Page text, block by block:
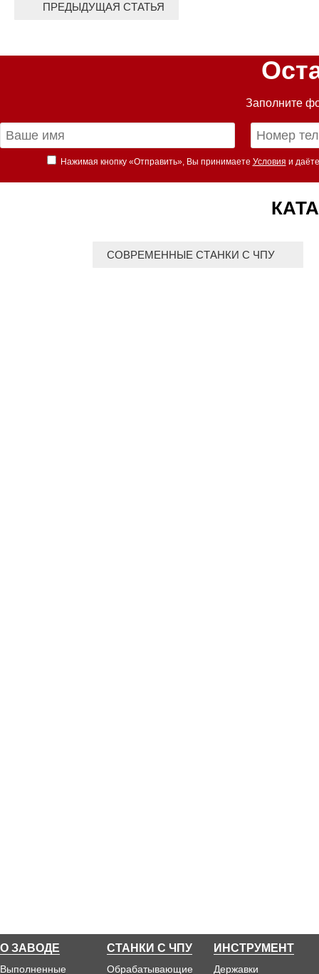
ПРЕДЫДУЩАЯ СТАТЬЯ
Заполните
Нажимая кнопку «Отправить», Вы принимаете Условия и
СОВРЕМЕННЫЕ СТАНКИ С ЧПУ
О ЗАВОДЕ
Выполненные
СТАНКИ С ЧПУ
Обрабатывающие
ИНСТРУМЕНТ
Державки